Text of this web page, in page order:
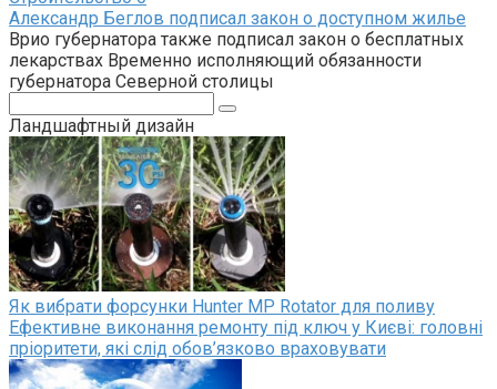
Александр Беглов подписал закон о доступном жилье
Врио губернатора также подписал закон о бесплатных
лекарствах Временно исполняющий обязанности
губернатора Северной столицы
Ландшафтный дизайн
Як вибрати форсунки Hunter MP Rotator для поливу
Ефективне виконання ремонту під ключ у Києві: головні
пріоритети, які слід обов’язково враховувати